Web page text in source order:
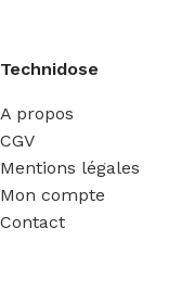
Technidose
A propos
CGV
Mentions légales
Mon compte
Contact